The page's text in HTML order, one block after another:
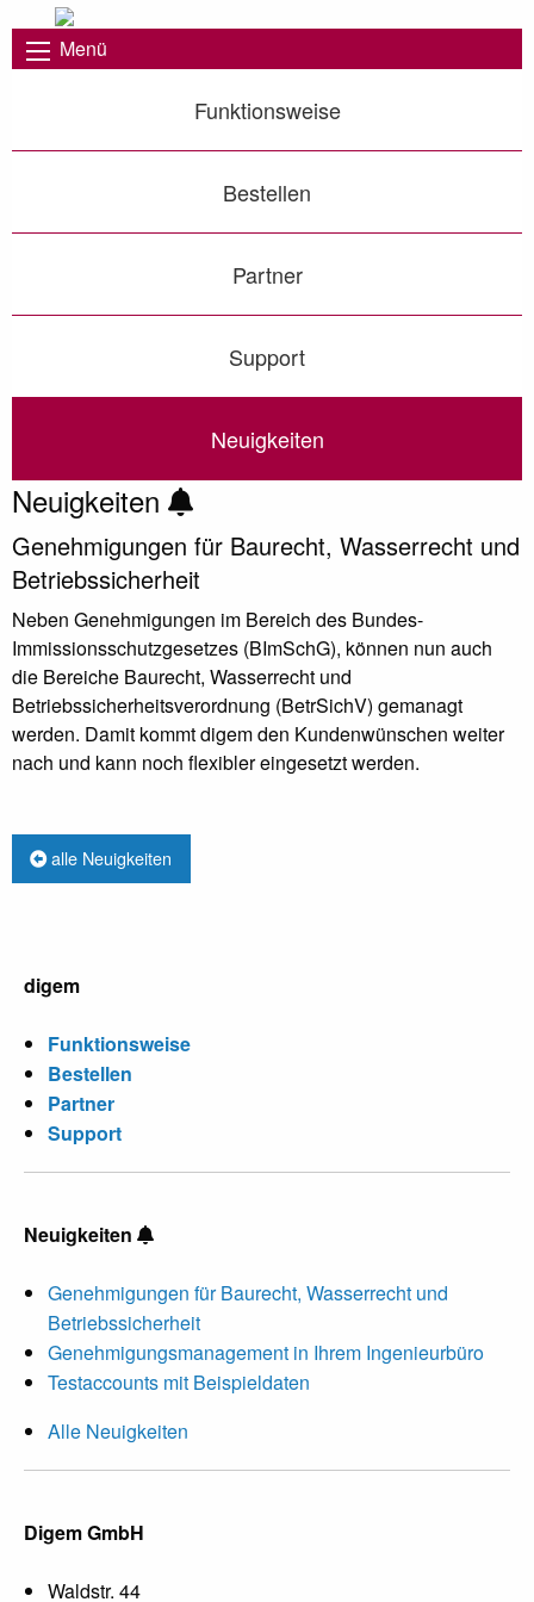
Menü
Funktionsweise
Bestellen
Partner
Support
Neuigkeiten
Neuigkeiten
Genehmigungen für Baurecht, Wasserrecht und
Betriebssicherheit
Neben Genehmigungen im Bereich des Bundes-
Immissionsschutzgesetzes (BImSchG), können nun auch
die Bereiche Baurecht, Wasserrecht und
Betriebssicherheitsverordnung (BetrSichV) gemanagt
werden. Damit kommt digem den Kundenwünschen weiter
nach und kann noch flexibler eingesetzt werden.
alle Neuigkeiten
digem
Funktionsweise
Bestellen
Partner
Support
Neuigkeiten
Genehmigungen für Baurecht, Wasserrecht und
Betriebssicherheit
Genehmigungsmanagement in Ihrem Ingenieurbüro
Testaccounts mit Beispieldaten
Alle Neuigkeiten
Digem GmbH
Waldstr. 44